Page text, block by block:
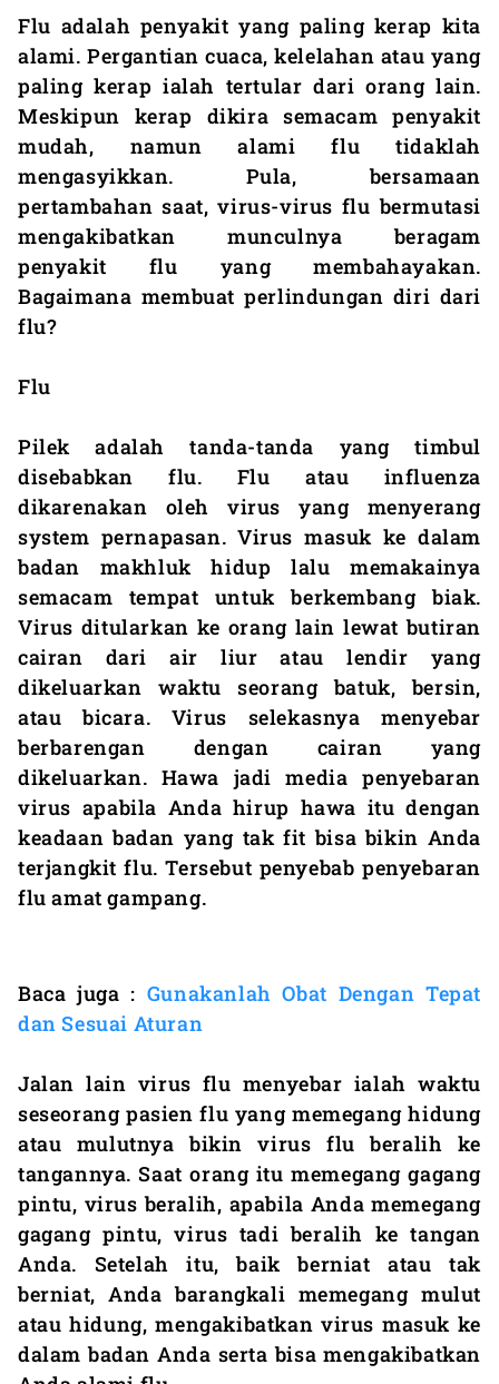
Flu adalah penyakit yang paling kerap kita
alami. Pergantian cuaca, kelelahan atau yang
paling kerap ialah tertular dari orang lain.
Meskipun kerap dikira semacam penyakit
mudah, namun alami flu tidaklah
mengasyikkan. Pula, bersamaan
pertambahan saat, virus-virus flu bermutasi
mengakibatkan munculnya beragam
penyakit flu yang membahayakan.
Bagaimana membuat perlindungan diri dari
flu?
Flu
Pilek adalah tanda-tanda yang timbul
disebabkan flu. Flu atau influenza
dikarenakan oleh virus yang menyerang
system pernapasan. Virus masuk ke dalam
badan makhluk hidup lalu memakainya
semacam tempat untuk berkembang biak.
Virus ditularkan ke orang lain lewat butiran
cairan dari air liur atau lendir yang
dikeluarkan waktu seorang batuk, bersin,
atau bicara. Virus selekasnya menyebar
berbarengan dengan cairan yang
dikeluarkan. Hawa jadi media penyebaran
virus apabila Anda hirup hawa itu dengan
keadaan badan yang tak fit bisa bikin Anda
terjangkit flu. Tersebut penyebab penyebaran
flu amat gampang.
Baca juga : Gunakanlah Obat Dengan Tepat
dan Sesuai Aturan
Jalan lain virus flu menyebar ialah waktu
seseorang pasien flu yang memegang hidung
atau mulutnya bikin virus flu beralih ke
tangannya. Saat orang itu memegang gagang
pintu, virus beralih, apabila Anda memegang
gagang pintu, virus tadi beralih ke tangan
Anda. Setelah itu, baik berniat atau tak
berniat, Anda barangkali memegang mulut
atau hidung, mengakibatkan virus masuk ke
dalam badan Anda serta bisa mengakibatkan